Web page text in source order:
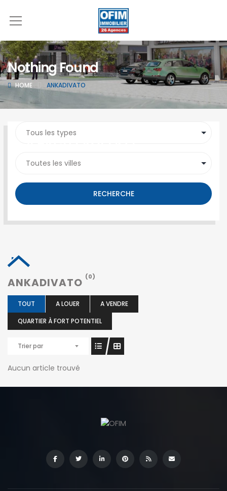
Nothing Found
HOME ANKADIVATO
SEARCH PROPERTY
RECHERCHE
ANKADIVATO (0)
TOUT A LOUER
A VENDRE
QUARTIER À FORT POTENTIEL
Trier par
Aucun article trouvé